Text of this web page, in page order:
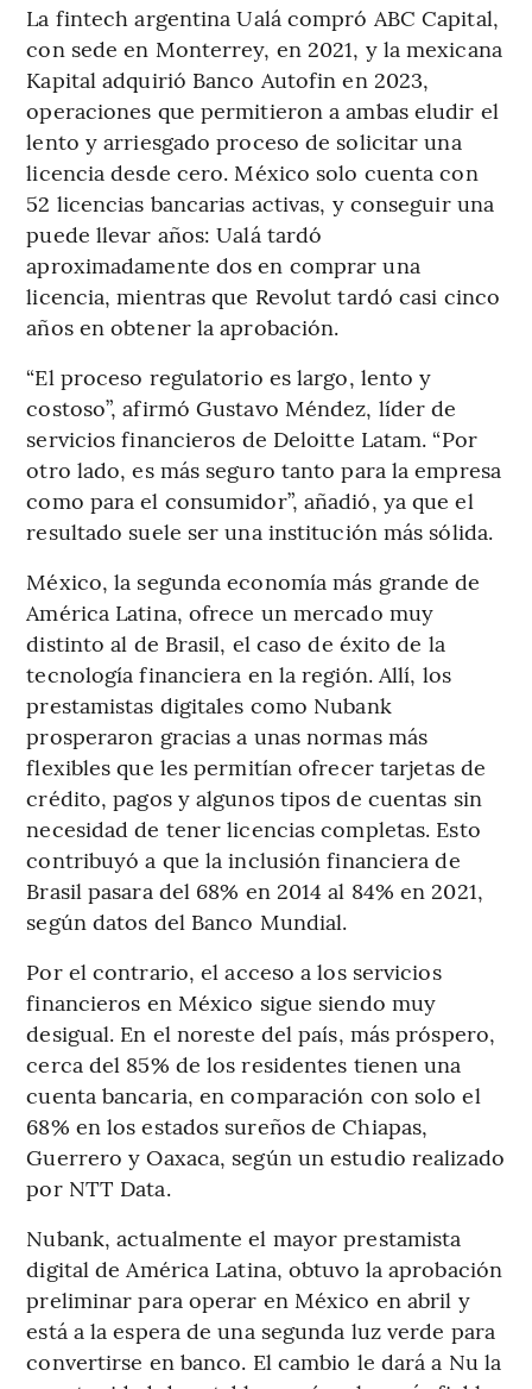
La fintech argentina Ualá compró ABC Capital,
con sede en Monterrey, en 2021, y la mexicana
Kapital adquirió Banco Autofin en 2023,
operaciones que permitieron a ambas eludir el
lento y arriesgado proceso de solicitar una
licencia desde cero. México solo cuenta con
52 licencias bancarias activas, y conseguir una
puede llevar años: Ualá tardó
aproximadamente dos en comprar una
licencia, mientras que Revolut tardó casi cinco
años en obtener la aprobación.
“El proceso regulatorio es largo, lento y
costoso”, afirmó Gustavo Méndez, líder de
servicios financieros de Deloitte Latam. “Por
otro lado, es más seguro tanto para la empresa
como para el consumidor”, añadió, ya que el
resultado suele ser una institución más sólida.
México, la segunda economía más grande de
América Latina, ofrece un mercado muy
distinto al de Brasil, el caso de éxito de la
tecnología financiera en la región. Allí, los
prestamistas digitales como Nubank
prosperaron gracias a unas normas más
flexibles que les permitían ofrecer tarjetas de
crédito, pagos y algunos tipos de cuentas sin
necesidad de tener licencias completas. Esto
contribuyó a que la inclusión financiera de
Brasil pasara del 68% en 2014 al 84% en 2021,
según datos del Banco Mundial.
Por el contrario, el acceso a los servicios
financieros en México sigue siendo muy
desigual. En el noreste del país, más próspero,
cerca del 85% de los residentes tienen una
cuenta bancaria, en comparación con solo el
68% en los estados sureños de Chiapas,
Guerrero y Oaxaca, según un estudio realizado
por NTT Data.
Nubank, actualmente el mayor prestamista
digital de América Latina, obtuvo la aprobación
preliminar para operar en México en abril y
está a la espera de una segunda luz verde para
convertirse en banco. El cambio le dará a Nu la